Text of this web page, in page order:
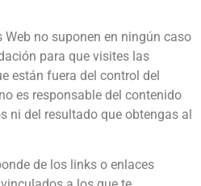
no suponen en ningún caso
para que visites las
están fuera del control del
es responsable del contenido
ni del resultado que obtengas al
de los links o enlaces